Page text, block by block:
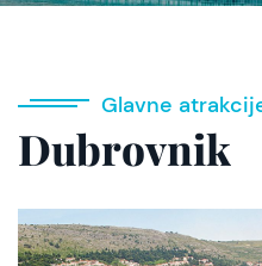
Glavne
Dubrovnik